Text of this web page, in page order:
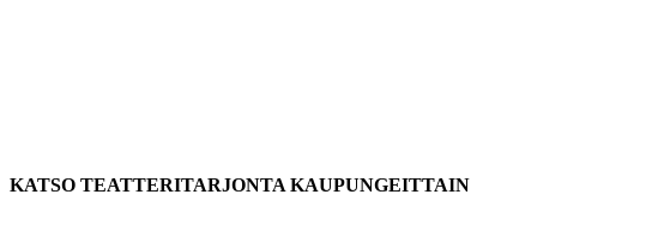
KATSO TEATTERITARJONTA KAUPUNGEITTAIN